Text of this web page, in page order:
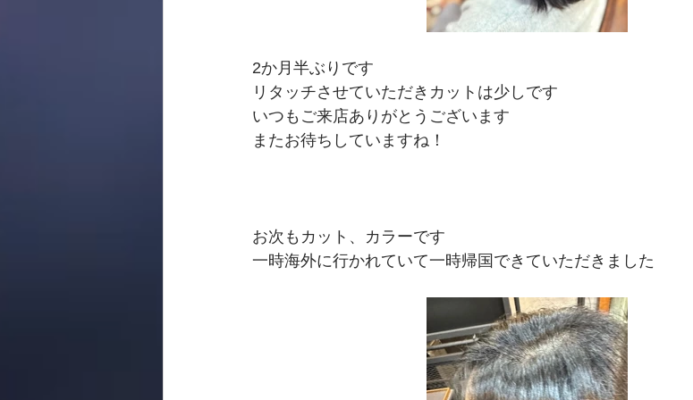
2か月半ぶりです
リタッチさせていただきカットは少しです
いつもご来店ありがとうございます
またお待ちしていますね！
お次もカット、カラーです
一時海外に行かれていて一時帰国できていただきました